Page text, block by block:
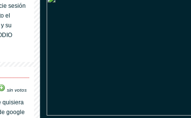
sesión
el
su
sin votos
quisiera
google